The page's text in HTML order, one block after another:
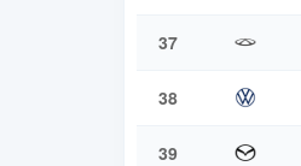
37
38
39